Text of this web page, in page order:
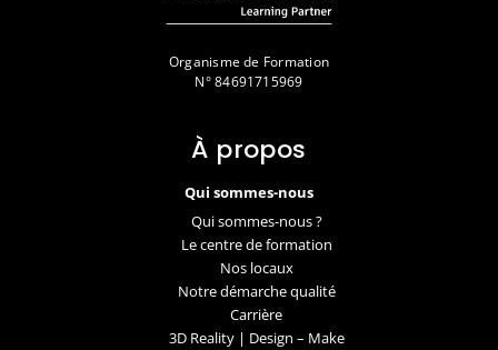
Organisme de Formation
N° 84691715969
À propos
Qui sommes-nous
Qui sommes-nous ?
Le centre de formation
Nos locaux
Notre démarche qualité
Carrière
3D Reality | Design – Make